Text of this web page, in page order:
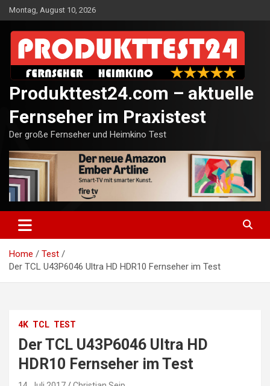
Skip
to
content
Montag, August 10, 2026
Produkttest24.com – aktuelle
Fernseher im Praxistest
Der große Fernseher und Heimkino Test
Home
Test
Der TCL U43P6046 Ultra HD HDR10 Fernseher im Test
4K TCL TEST
Der TCL U43P6046 Ultra HD
HDR10 Fernseher im Test